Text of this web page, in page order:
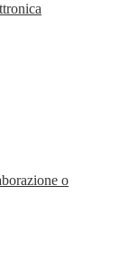
o